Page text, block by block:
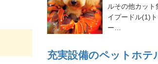
ルその他カット
イプードル(1)
ー…
充実設備のペットホテ